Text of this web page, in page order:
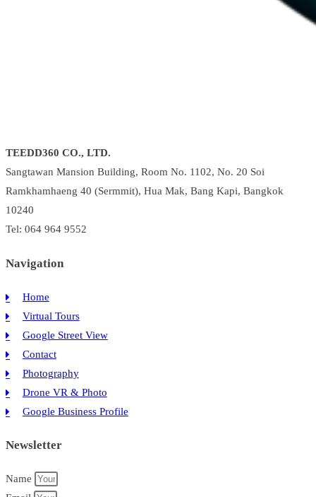
TEEDD360 CO., LTD.
Sangtawan Mansion Building, Room No. 1102, No. 20 Soi
Ramkhamhaeng 40 (Sermmit), Hua Mak, Bang Kapi, Bangkok
10240
Tel: 064 964 9552
Navigation
Home
Virtual Tours
Google Street View
Contact
Photography
Drone VR & Photo
Google Business Profile
Newsletter
Name